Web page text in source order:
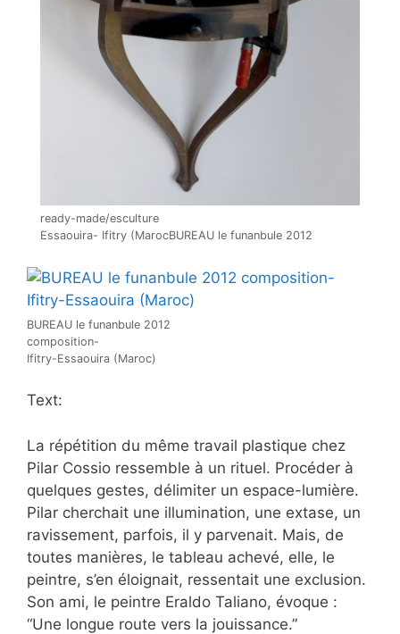
ready-made/esculture
Essaouira- Ifitry (MarocBUREAU le funanbule 2012
BUREAU le funanbule 2012
composition-
Ifitry-Essaouira (Maroc)
Text:
La répétition du même travail plastique chez
Pilar Cossio ressemble à un rituel. Procéder à
quelques gestes, délimiter un espace-lumière.
Pilar cherchait une illumination, une extase, un
ravissement, parfois, il y parvenait. Mais, de
toutes manières, le tableau achevé, elle, le
peintre, s’en éloignait, ressentait une exclusion.
Son ami, le peintre Eraldo Taliano, évoque :
“Une longue route vers la jouissance.”